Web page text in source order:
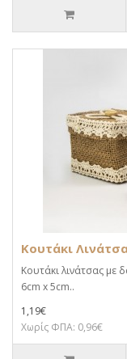
Κουτάκι
Κουτάκι λινάτσας με
6cm x 5cm..
1,19€
Χωρίς ΦΠΑ: 0,96€